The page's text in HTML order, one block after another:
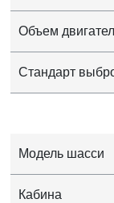
Объем
Стандарт
Модель шасси
Кабина